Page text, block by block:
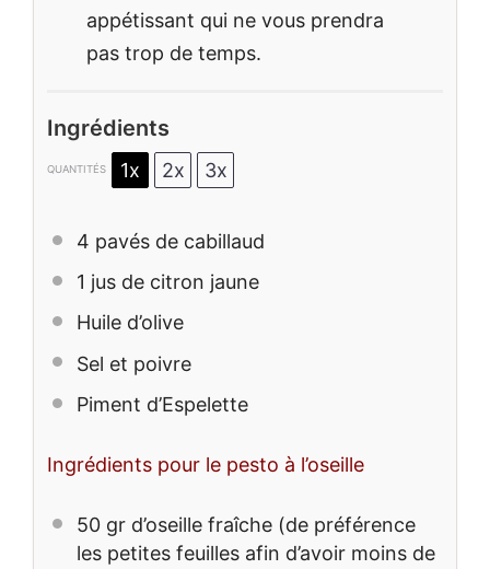
appétissant qui ne vous prendra
pas trop de temps.
Ingrédients
QUANTITÉS 1x 2x 3x
4 pavés de cabillaud
1 jus de citron jaune
Huile d’olive
Sel et poivre
Piment d’Espelette
Ingrédients pour le pesto à l’oseille
50 gr d’oseille fraîche (de préférence
les petites feuilles afin d’avoir moins de